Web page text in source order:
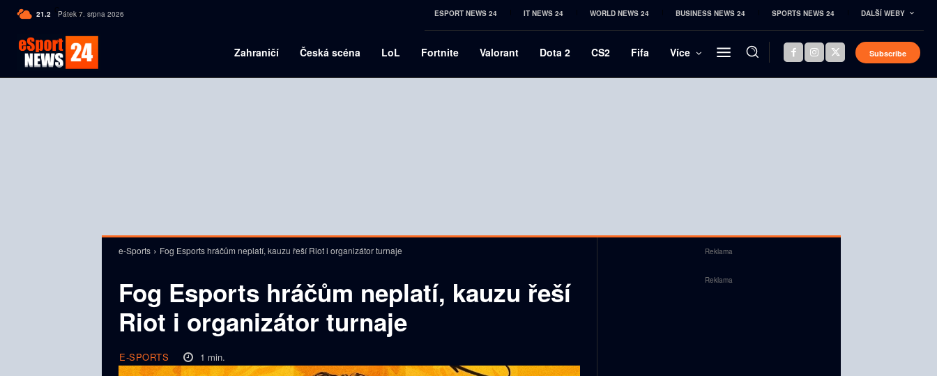
21.2 C Czech
Pátek 7. srpna 2026 ESPORT NEWS 24 IT NEWS 24 WORLD NEWS 24 BUSINESS NEWS 24 SPORTS NEWS 24 DALŠÍ WEBY
Zahraničí Česká scéna LoL Fortnite Valorant Dota 2 CS2 Fifa Více Subscribe
e-Sports Fog Esports hráčům neplatí, kauzu řeší Riot i organizátor turnaje
Fog Esports hráčům neplatí, kauzu řeší
Riot i organizátor turnaje
E-SPORTS 1 min.
Reklama
Reklama